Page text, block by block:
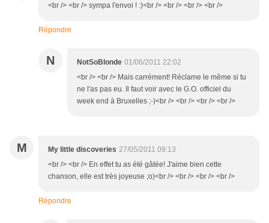
<br /> <br /> sympa l'envoi ! :)<br /> <br /> <br /> <br />
Répondre
N NotSoBlonde 01/06/2011 22:02
<br /> <br /> Mais carrément! Réclame le même si tu
ne l'as pas eu. Il faut voir avec le G.O. officiel du
week end à Bruxelles ;-)<br /> <br /> <br /> <br />
M My little discoveries 27/05/2011 09:13
<br /> <br /> En effet tu as été gâtée! J'aime bien cette
chanson, elle est très joyeuse ;o)<br /> <br /> <br /> <br />
Répondre